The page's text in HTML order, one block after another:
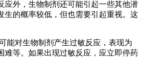
应外，生物制剂还可能引起一些其他潜
生的概率较低，但也需要引起重视。这
能对生物制剂产生过敏反应，表现为
难等。如果出现过敏反应，应立即停药